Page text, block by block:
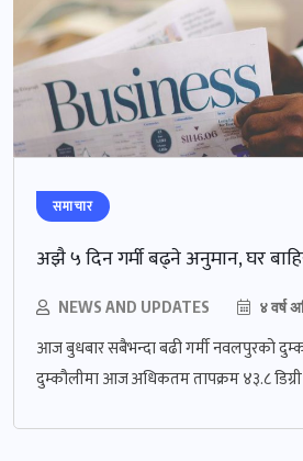
समाचार
अझै ५ दिन गर्मी बढ्ने अनुमान, घर
NEWS AND UPDATES ४ वर्ष
आज बुधबार सबैभन्दा बढी गर्मी नवलपुरको
दुम्कौलीमा आज अधिकतम तापक्रम ४३.८